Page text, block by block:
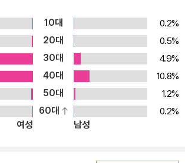
책상으로 물건이 조금만 넘어와도 다 가져가
새 짝꿍 주연이 사이에서 갈팡질팡. 기찬이는
다. 초등학교 1학년은 아이들이
격적인 공동생활을 시작하는 시기다. 저마다 집
치원에서 자기 위주로 생활하던 아이들이 부
규율과 규칙을 배워 나가야 하는 곳인 학교는
레스를 줄 수 있다. 새로운 친구를 사귀는 일은
든 부분일 것이다. 짝꿍은 같은 공간을 공유하
질 수도 있고, 싫을 수도 있다. 동화 속 기찬이도
10대
0.2%
20대
0.5%
30대
4.9%
40대
10.8%
50대
1.2%
60대
0.2%
여성
남성